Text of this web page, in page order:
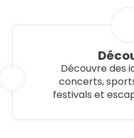
Découvre des
concerts,
festivals et